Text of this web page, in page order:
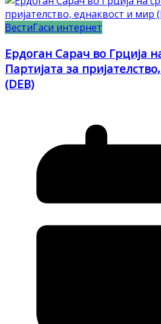
ВестиГаси интернет
Ердоган Сарач во Грција
Партијата за
(DEB)